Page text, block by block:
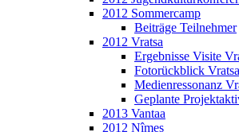
2012 Sommercamp
Beiträge Teilnehmer
2012 Vratsa
Ergebnisse Visite
Fotorückblick
Medienressonanz
Geplante
2013 Vantaa
2012 Nîmes